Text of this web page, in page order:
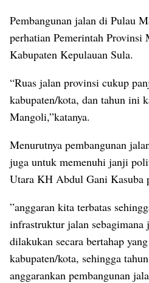
Pembangunan jalan di Pulau
perhatian Pemerintah Provinsi
Kabupaten Kepulauan Sula.
“Ruas jalan provinsi cukup
kabupaten/kota, dan tahun ini
Mangoli,”katanya.
Menurutnya pembangunan
juga untuk memenuhi janji
Utara KH Abdul Gani Kasuba
”anggaran kita terbatas
infrastruktur jalan
dilakukan secara bertahap
kabupaten/kota, sehingga
anggarankan pembangunan